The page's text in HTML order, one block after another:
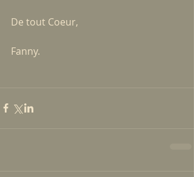
De tout Coeur,
Fanny.